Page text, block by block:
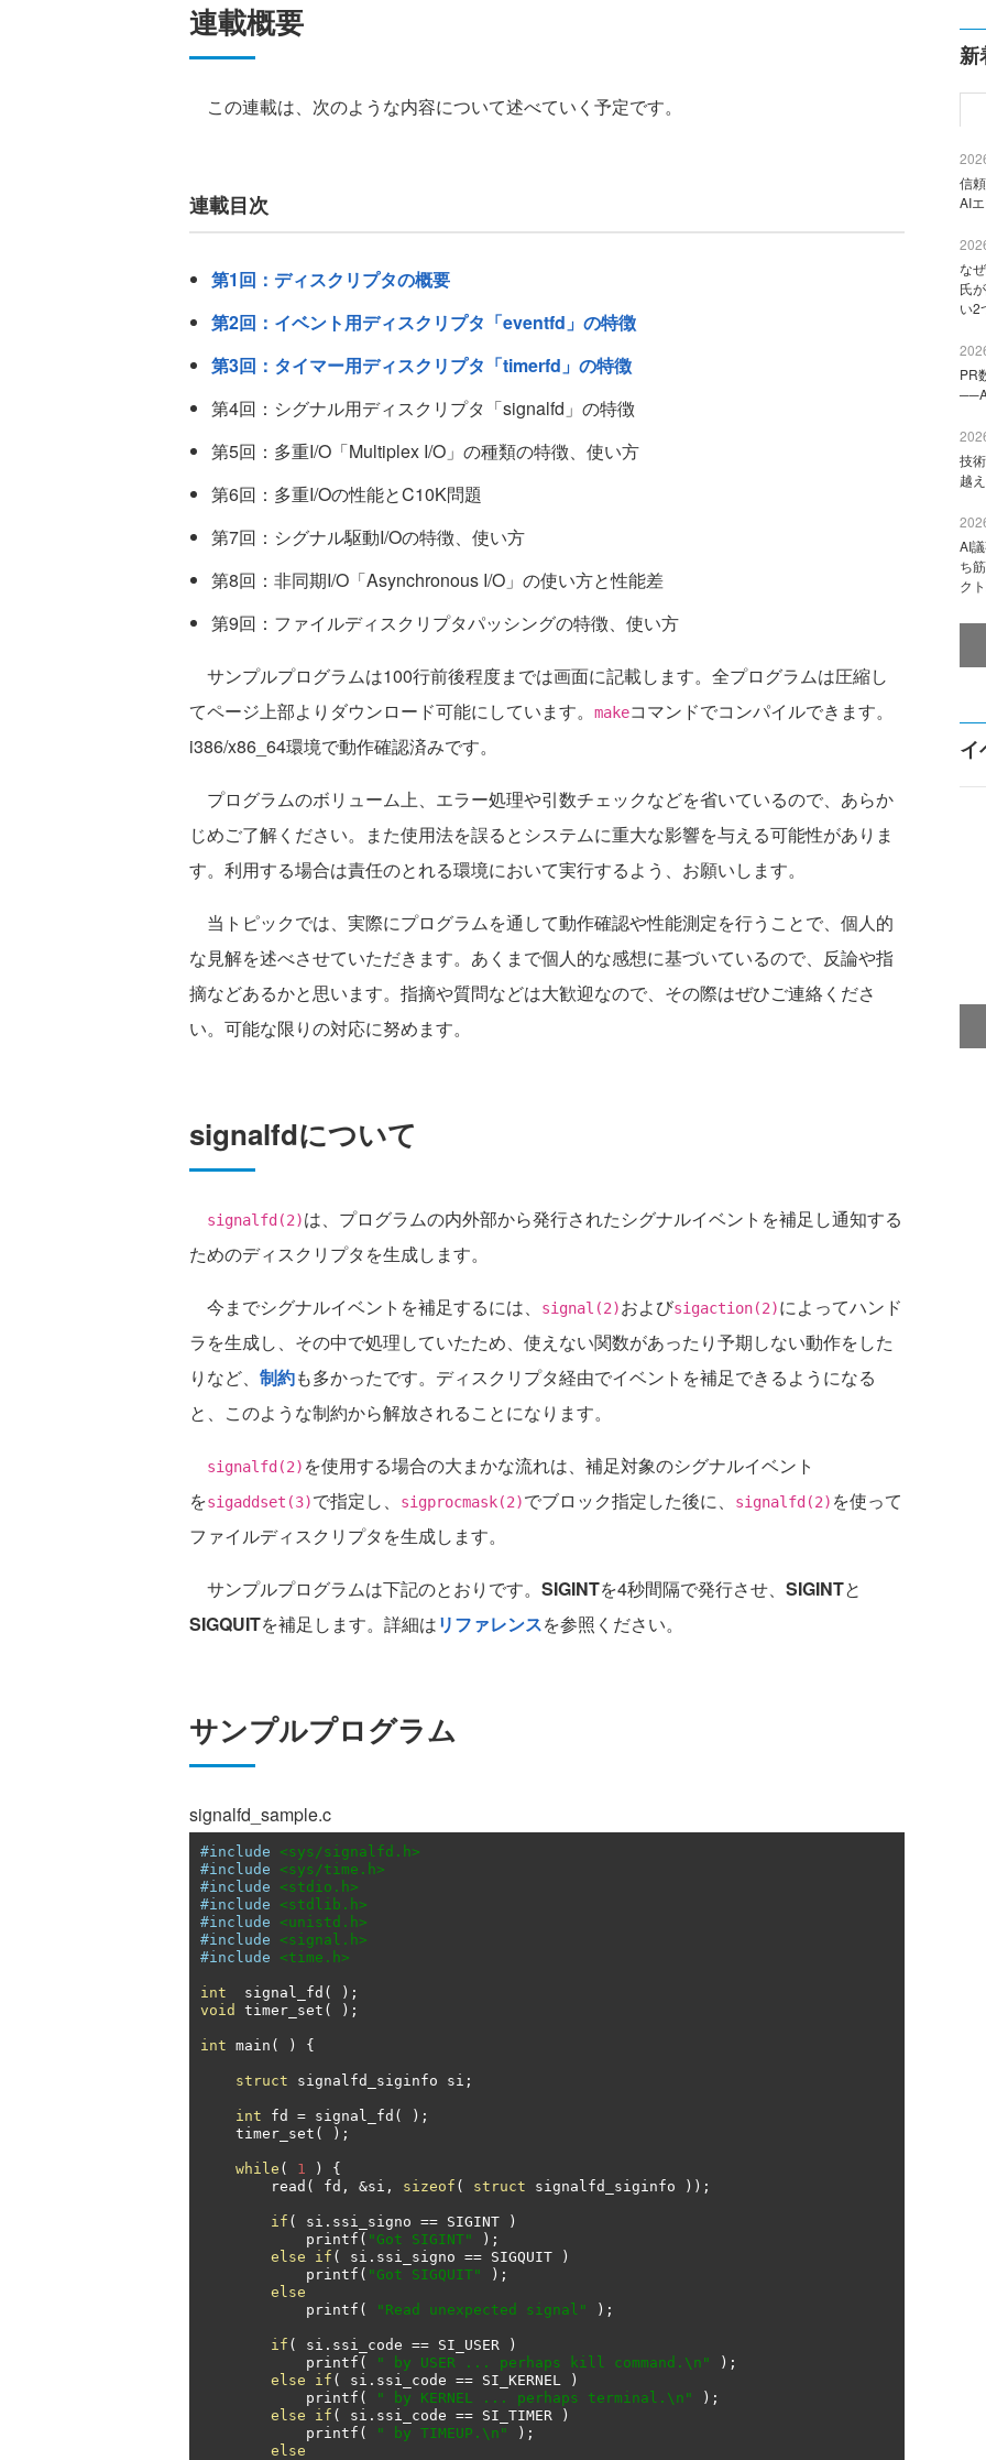
連載概要
この連載は、次のような内容について述べていく予定です。
連載目次
第1回：ディスクリプタの概要
第2回：イベント用ディスクリプタ「eventfd」の特徴
第3回：タイマー用ディスクリプタ「timerfd」の特徴
第4回：シグナル用ディスクリプタ「signalfd」の特徴
第5回：多重I/O「Multiplex I/O」の種類の特徴、使い方
第6回：多重I/Oの性能とC10K問題
第7回：シグナル駆動I/Oの特徴、使い方
第8回：非同期I/O「Asynchronous I/O」の使い方と性能差
第9回：ファイルディスクリプタパッシングの特徴、使い方
サンプルプログラムは100行前後程度までは画面に記載します。全プログラムは圧縮し
てページ上部よりダウンロード可能にしています。
makeコマンドでコンパイルできます。
i386/x86_64環境で動作確認済みです。
プログラムのボリューム上、エラー処理や引数チェックなどを省いているので、あらか
じめご了解ください。また使用法を誤るとシステムに重大な影響を与える可能性がありま
す。利用する場合は責任のとれる環境において実行するよう、お願いします。
当トピックでは、実際にプログラムを通して動作確認や性能測定を行うことで、個人的
な見解を述べさせていただきます。あくまで個人的な感想に基づいているので、反論や指
摘などあるかと思います。指摘や質問などは大歓迎なので、その際はぜひご連絡くださ
い。可能な限りの対応に努めます。
signalfdについて
signalfd(2)は、プログラムの内外部から発行されたシグナルイベントを補足し通知する
ためのディスクリプタを生成します。
今までシグナルイベントを補足するには、 signal(2)およびsigaction(2)によってハンド
ラを生成し、その中で処理していたため、使えない関数があったり予期しない動作をした
りなど、 制約も多かったです。ディスクリプタ経由でイベントを補足できるようになる
と、このような制約から解放されることになります。
signalfd(2) を使用する場合の大まかな流れは、補足対象のシグナルイベント
をsigaddset(3)で指定し、 sigprocmask(2)でブロック指定した後に、 signalfd(2) を使って
ファイルディスクリプタを生成します。
サンプルプログラムは下記のとおりです。 SIGINTを4秒間隔で発行させ、 SIGINTと
SIGQUITを補足します。詳細はリファレンスを参照ください。
サンプルプログラム
signalfd_sample.c
#include
<sys/signalfd.h>
#include
<sys/time.h>
#include
<stdio.h>
#include
<stdlib.h>
#include
<unistd.h>
#include
<signal.h>
#include
<time.h>
int
  signal_fd
(
);
void
timer_set ( );
int main ( ) {
struct signalfd_siginfo si ;
int fd = signal_fd (
);
    timer_set
( );
while ( 1 )
{
	read
( fd , &si , sizeof ( struct signalfd_siginfo ));
if ( si . ssi_signo == SIGINT
)
	    printf
( "Got SIGINT"
);
else
if ( si . ssi_signo == SIGQUIT
)
	    printf
( "Got SIGQUIT"
);
else
	    printf
( "Read unexpected signal" );
if ( si . ssi_code == SI_USER
)
	    printf
( " by USER ... perhaps kill command.\n"
);
else
if ( si . ssi_code == SI_KERNEL
)
	    printf
( " by KERNEL ... perhaps terminal.\n"
);
else
if ( si . ssi_code == SI_TIMER
)
	    printf
( " by TIMEUP.\n"
);
else
新
信
AI
な
氏
い2
PR
技
越
AI
ち
ク
イ